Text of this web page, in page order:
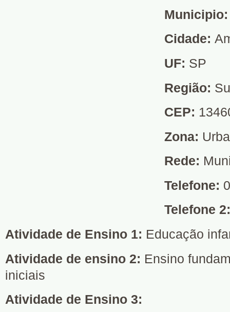
Cidade:
UF: SP
Região:
CEP:
Zona:
Rede:
Telefone:
Telefone
Atividade de Ensino 1: Educação
Atividade de ensino 2: Ensino
iniciais
Atividade de Ensino 3: